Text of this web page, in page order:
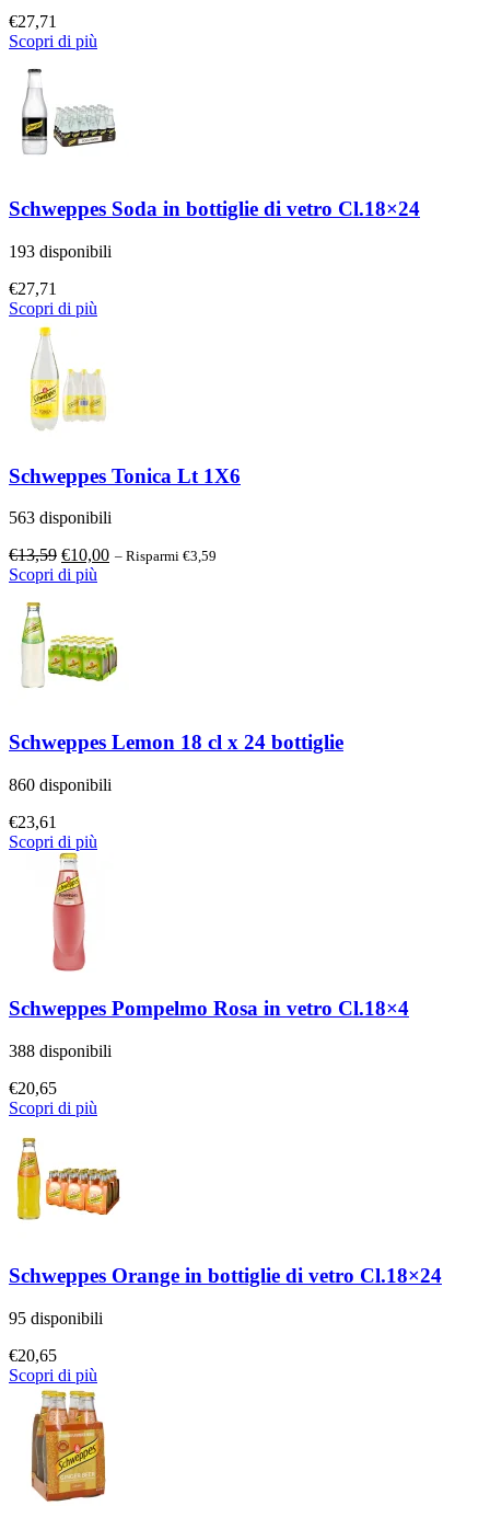
€27,71
Scopri di più
Schweppes Soda in bottiglie di vetro Cl.18×24
193 disponibili
€27,71
Scopri di più
Schweppes Tonica Lt 1X6
563 disponibili
€13,59 Il
prezzo
€13,59.
€10,00Il
€10,00.
– Risparmi €3,59
Scopri di più
Schweppes Lemon 18 cl x 24 bottiglie
860 disponibili
€23,61
Scopri di più
Schweppes Pompelmo Rosa in vetro Cl.18×4
388 disponibili
€20,65
Scopri di più
Schweppes Orange in bottiglie di vetro Cl.18×24
95 disponibili
€20,65
Scopri di più